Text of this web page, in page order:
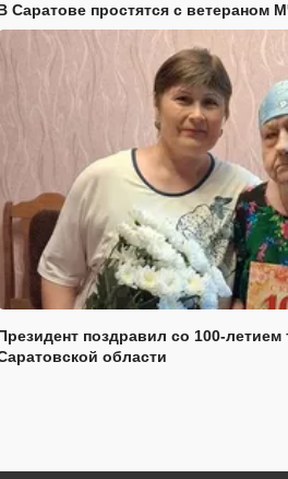
Саратове простятся с ветераном
поздравил со 100-
области